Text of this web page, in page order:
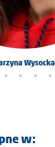
Wysocka
w: